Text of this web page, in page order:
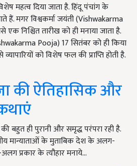
महत्व दिया जाता है. हिंदू पंचांग के
हैं. मगर विश्वकर्मा जयंती (Vishwakarma
निश्चित तारीख को ही मनाया जाता है.
Pooja) 17 सितंबर को ही किया
को विशेष फल की प्राप्ति होती है.
की ऐतिहासिक और
बहुत ही पुरानी और समृद्ध परंपरा रही है.
मान्याताओं के मुताबिक देश के अलग-
प्रकार के त्यौहार मनाये…